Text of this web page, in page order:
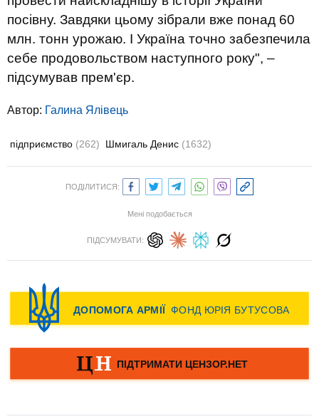
посівну. Завдяки цьому зібрали вже понад 60
млн. тонн урожаю. І Україна точно забезпечила
себе продовольством наступного року", –
підсумував прем'єр.
Автор: Галина Ялівець
підприємство (262) Шмигаль Денис (1632)
ПОДІЛИТИСЯ:
Мені подобається
ПІДСУМУВАТИ: